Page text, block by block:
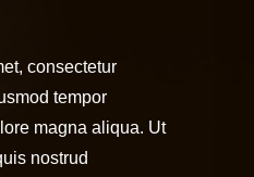
consectetur
tempor
magna aliqua. Ut
nostrud